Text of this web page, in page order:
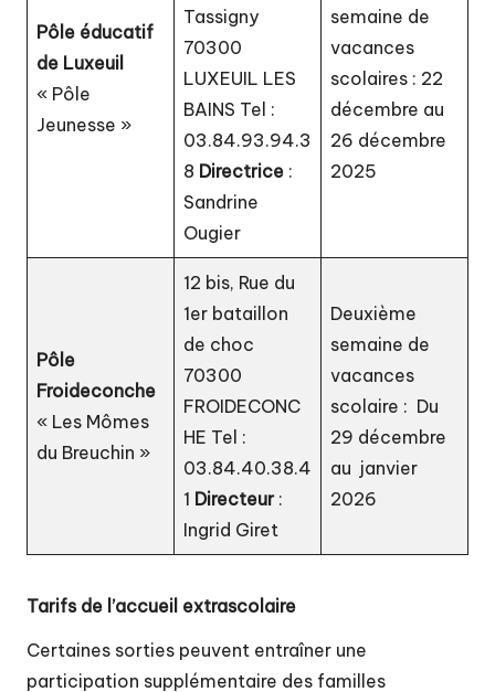
y
s
d
e
x
Pôle éducatif
de Luxeuil
« Pôle
Jeunesse »
Tassigny
70300
LUXEUIL LES
BAINS Tel :
03.84.93.94.3
8 Directrice :
Sandrine
Ougier
semaine de
vacances
scolaires : 22
décembre au
26 décembre
2025
Pôle
Froideconche
« Les Mômes
du Breuchin »
12 bis, Rue du
1er bataillon
de choc
70300
FROIDECONC
HE Tel :
03.84.40.38.4
1 Directeur:
Ingrid Giret
Deuxième
semaine de
vacances
scolaire : Du
29 décembre
au janvier
2026
Tarifs de l’accueil extrascolaire
Certaines sorties peuvent entraîner une
participation supplémentaire des familles